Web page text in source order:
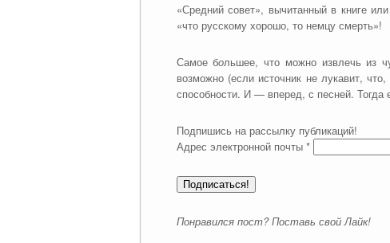
«Средний совет», вычитанный в книге
«что русскому хорошо, то немцу смерть»!
Самое большее, что можно извлечь из
возможно (если источник не лукавит,
способности. И — вперед, с песней. Тогда
Подпишись на рассылку публикаций!
Адрес электронной почты *
Понравился пост? Поставь свой Лайк!